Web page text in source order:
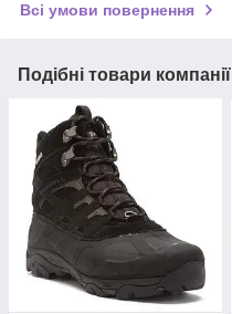
Всі умови повернення
Подібні товари компанії